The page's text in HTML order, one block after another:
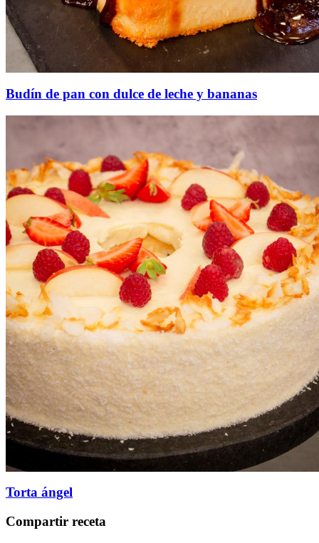
Budín de pan con dulce de leche y bananas
Torta ángel
Compartir receta